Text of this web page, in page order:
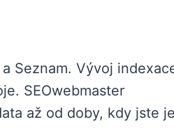
Seznam. Vývoj
SEOwebmaster
až od doby, kdy jste